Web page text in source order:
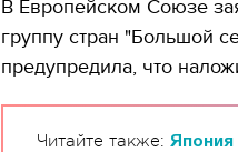
В Европейском Союзе
группу стран "Большой
предупредила, что
Читайте также: Япония